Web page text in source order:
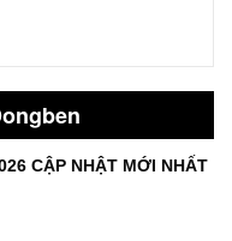
CẬP NHẬT MỚI NHẤT